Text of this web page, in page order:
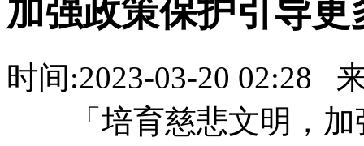
加强政策保护引导
时间:2023-03-20 02:28
「培育慈悲文明，加